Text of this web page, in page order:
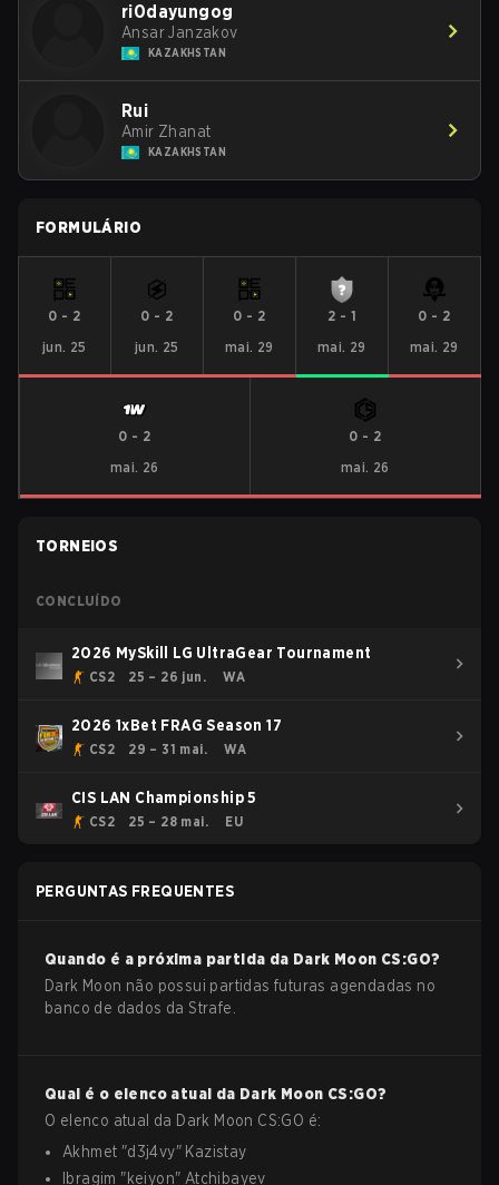
ri0dayungog
Ansar Janzakov
KAZAKHSTAN
Rui
Amir Zhanat
KAZAKHSTAN
FORMULÁRIO
0 - 2
jun. 25
0 - 2
jun. 25
0 - 2
mai. 29
2 - 1
mai. 29
0 - 2
mai. 29
0 - 2
mai. 26
0 - 2
mai. 26
TORNEIOS
CONCLUÍDO
2026 MySkill LG UltraGear Tournament
CS2 25 – 26 jun. WA
2026 1xBet FRAG Season 17
CS2 29 – 31 mai. WA
CIS LAN Championship 5
CS2 25 – 28 mai. EU
PERGUNTAS FREQUENTES
Quando é a próxima partida da Dark Moon CS:GO?
Dark Moon não possui partidas futuras agendadas no
banco de dados da Strafe.
Qual é o elenco atual da Dark Moon CS:GO?
O elenco atual da Dark Moon CS:GO é:
Akhmet "d3j4vy" Kazistay
Ibragim "keiyon" Atchibayev